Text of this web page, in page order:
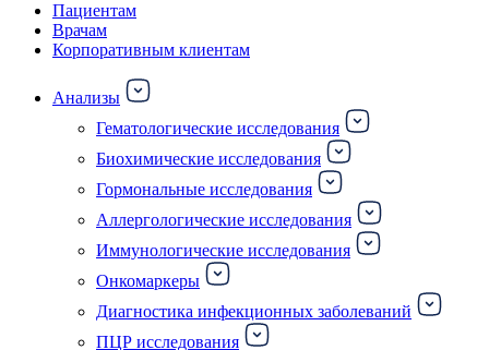
Пациентам
Врачам
Корпоративным клиентам
Анализы
Гематологические исследования
Биохимические исследования
Гормональные исследования
Аллергологические исследования
Иммунологические исследования
Онкомаркеры
Диагностика инфекционных заболеваний
ПЦР исследования